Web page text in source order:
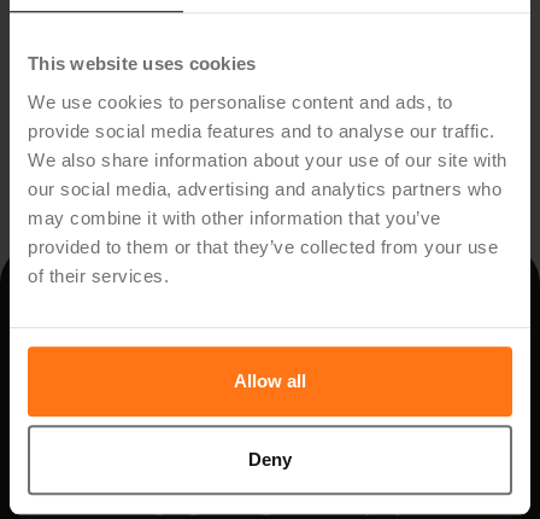
This website uses cookies
We use cookies to personalise content and ads, to
provide social media features and to analyse our traffic.
We also share information about your use of our site with
our social media, advertising and analytics partners who
may combine it with other information that you’ve
provided to them or that they’ve collected from your use
of their services.
Allow all
Deny
Slitningarna mellan förvaltning och politik
Christian Foster
Kommundirektör, Norbergs kommun
På finska Åbo yrkeshögskola har alla 800
anställda tillgång till en gemensam projektbild